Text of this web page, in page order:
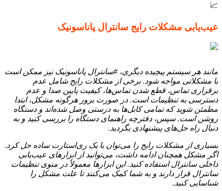
📈
عیب‌یابی مشکلات رایج سانترال پاناسونیک
مانند هر سیستم پیچیده دیگری، #سانترال پاناسونیک نیز ممکن است
با مشکلاتی مواجه شود. برخی از مشکلات رایج شامل عدم
برقراری تماس، قطع شدن تماس‌ها، کیفیت پایین صدا و عدم
دسترسی به تنظیمات است. در صورت بروز هرگونه مشکل، ابتدا
مطمئن شوید که تمامی کابل‌ها به درستی وصل شده‌اند و دستگاه
روشن است. سپس، دفترچه راهنمای دستگاه را بررسی کنید و به
دنبال راه حل‌های پیشنهادی بگردید.
بسیاری از مشکلات رایج را می‌توان با یک ری‌استارت ساده حل کرد.
اگر مشکل همچنان ادامه داشت، می‌توانید از ابزارهای عیب‌یابی
داخلی سانترال استفاده کنید. این ابزارها معمولاً در منوی تنظیمات
سانترال قرار دارند و به شما کمک می‌کنند تا علت مشکل را
شناسایی کنید.